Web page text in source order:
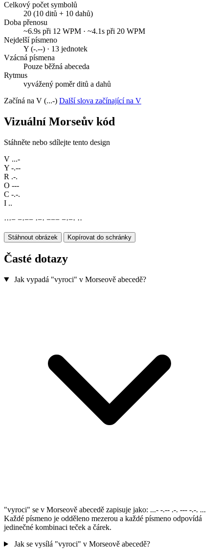
Celkový počet symbolů
20 (10 ditů + 10 dahů)
Doba přenosu
~6.9s při 12 WPM · ~4.1s při 20 WPM
Nejdelší písmeno
Y (-.--) · 13 jednotek
Vzácná písmena
Pouze běžná abeceda
Rytmus
vyvážený poměr ditů a dahů
Začíná na V (...-) Další slova začínající na V
Vizuální Morseův kód
Stáhněte nebo sdílejte tento design
V ...-
Y -.--
R .-.
O ---
C -.-.
I ..
···− −·−− ·−· −−− −·−· ··
Stáhnout obrázek Kopírovat do schránky
Časté dotazy
Jak vypadá "vyroci" v Morseově abecedě?
"vyroci" se v Morseově abecedě zapisuje jako: ...- -.-- .-. --- -.-. ...
Každé písmeno je odděleno mezerou a každé písmeno odpovídá
jedinečné kombinaci teček a čárek.
Jak se vysílá "vyroci" v Morseově abecedě?